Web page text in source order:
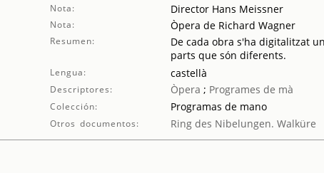
Nota: Director Hans Meissner
Nota: Òpera de Richard Wagner
Resumen:
De cada obra s'ha digitalitzat
parts que són diferents.
Lengua: castellà
Descriptores: Òpera ; Programes de mà
Colección: Programas de mano
Otros documentos: Ring des Nibelungen. Walküre